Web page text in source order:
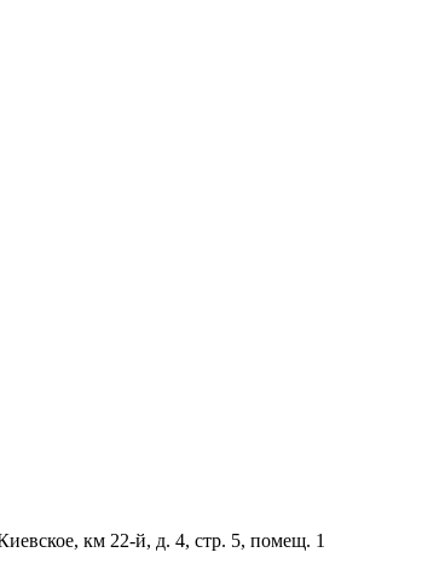
км 22-й, д. 4, стр. 5, помещ. 1